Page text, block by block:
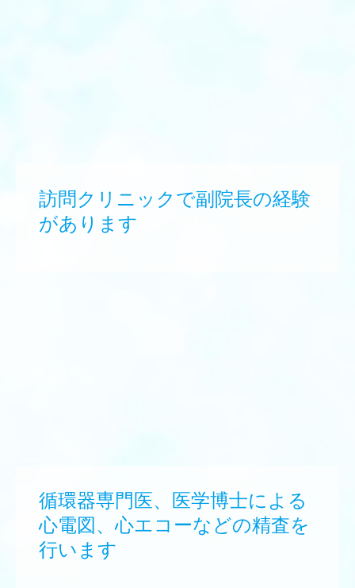
訪問クリニックで副院長の経験
があります
循環器専門医、医学博士による
心電図、心エコーなどの精査を
行います